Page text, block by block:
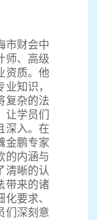
市财会中
师、高级
资质。他
知识，
复杂的法
学员们
深入。在
金鹏专家
的内涵与
清晰的认
带来的诸
要求、
们深刻意